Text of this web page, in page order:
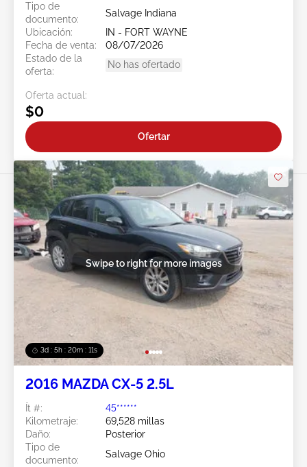
Tipo de
documento:
Salvage Indiana
Ubicación:
IN - FORT WAYNE
Fecha de venta:
08/07/2026
Estado de la
oferta:
No has ofertado
Oferta actual:
$0
Ofertar
3d : 5h : 20m : 08s
Swipe to right for more images
2016 MAZDA CX-5 2.5L
Ít #:
45******
Kilometraje:
69,528 millas
Daño:
Posterior
Tipo de
documento:
Salvage Ohio